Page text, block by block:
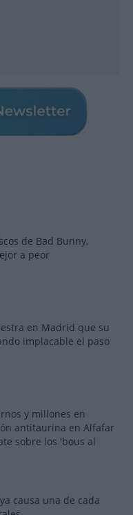
de Bad Bunny,
a peor
en Madrid que su
implacable el paso
y millones en
antitaurina en Alfafar
sobre los 'bous al
causa una de cada